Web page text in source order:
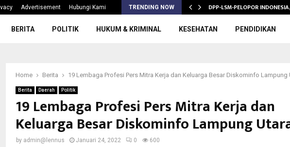
Advertisement Hubungi Kami TRENDING NOW
Tengah 6 Gelar MPLS 2026/2027,… DPP-LSM-PELOPOR
BERITA POLITIK HUKUM & KRIMINAL KESEHATAN PENDIDIKAN
Home Berita 19 Lembaga Profesi Pers Mitra Kerja dan Keluarga Besar Diskominfo Lampung
Berita Daerah Politik
19 Lembaga Profesi Pers Mitra Kerja dan
Keluarga Besar Diskominfo Lampung
by admin@lennus Januari 24, 2022 0 600